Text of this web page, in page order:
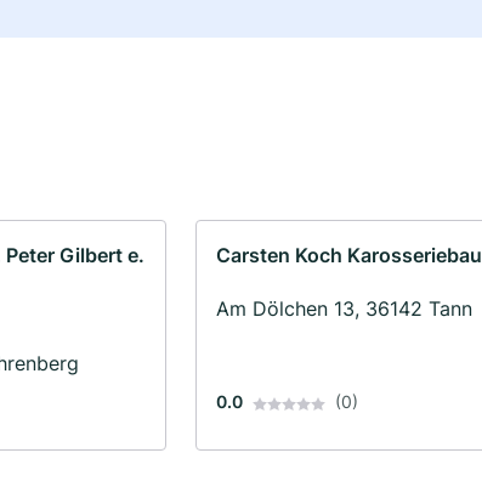
Gilbert e.
Carsten Koch Karosseriebau
Am Dölchen 13, 36142 Tann
0.0 (0)